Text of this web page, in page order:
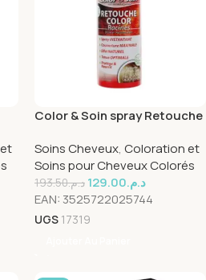
Color & Soin spray Retouche
Soins Cheveux, Coloration et
Soins pour Cheveux Colorés
د.م.193.50 د.م.129.00
EAN: 3525722025744
UGS 17319